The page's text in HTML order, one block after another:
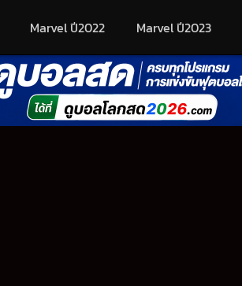
Marvel ปี2022 Marvel ปี2023